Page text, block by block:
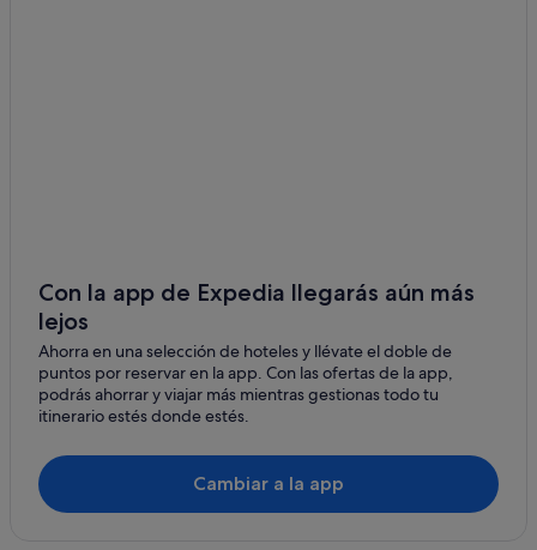
Hoteles baratos en Sevilla
Riads en Andalucía
Hoteles cápsula en Andalucía
Hoteles en la playa en Andalucía
Hoteles con piscina en Provincia de Sevilla
El Arenal hoteles
Con la app de Expedia llegarás aún más
lejos
Ahorra en una selección de hoteles y llévate el doble de
puntos por reservar en la app. Con las ofertas de la app,
podrás ahorrar y viajar más mientras gestionas todo tu
itinerario estés donde estés.
Cambiar a la app